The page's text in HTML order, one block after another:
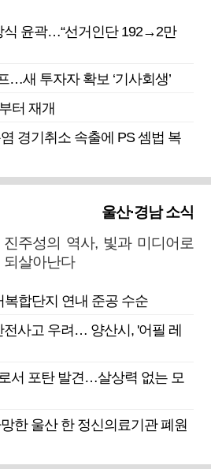
식 윤곽…“선거인단 192→2만
…새 투자자 확보 ‘기사회생’
터 재개
경기취소 속출에 PS 셈법 복
울산·경남 소식
진주성의 역사, 빛과 미디어로
되살아난다
복합단지 연내 준공 수순
사고 우려… 양산시, '어필 레
서 포탄 발견…살상력 없는 모
한 울산 한 정신의료기관 폐원